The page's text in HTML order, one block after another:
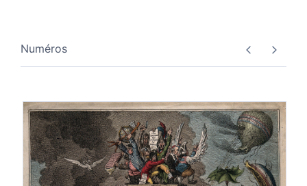
Numéros